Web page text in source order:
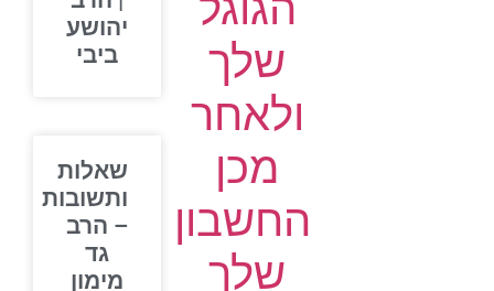
שלך
ולאחר
מכן
החשבון
שלך
יהושע
ביבי
שאלות
ותשובות
– הרב
מימון